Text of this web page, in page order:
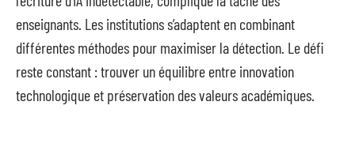
enseignants. Les institutions s’adaptent en combinant
différentes méthodes pour maximiser la détection. Le défi
reste constant : trouver un équilibre entre innovation
technologique et préservation des valeurs académiques.